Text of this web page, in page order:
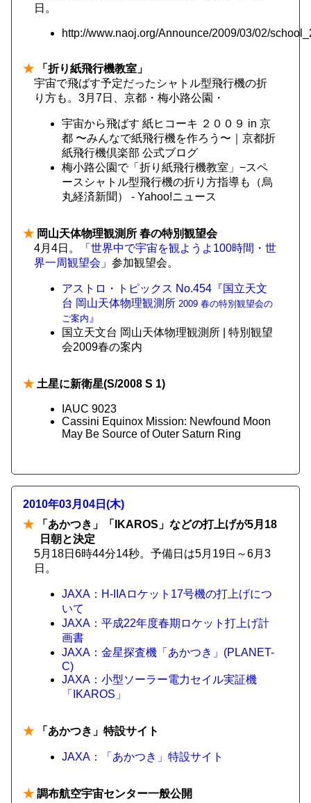
日。
http://www.naoj.org/Announce/2009/03/02/
★ 「折り紙飛行機教室」
宇宙で飛ばす予定だったシャトル型飛行機の折
り方も。3月7日、京都・梅小路公園・
宇宙から飛ばす 紙ヒコーキ ２００９ in 京
都 〜みんなで紙飛行機を作ろう〜｜京都折
紙飛行機倶楽部 公式ブログ
梅小路公園で「折り紙飛行機教室」−スペ
ースシャトル型飛行機の折り方指導も（烏
丸経済新聞） - Yahoo!ニュース
★ 岡山天体物理観測所 春の特別観望会
4月4日。「 世界中で宇宙を観ようよ100時間・世
界一周観望会 」参加観望会。
アストロ・トピックス No.454『国立天文
台 岡山天体物理観測所 2009 春の特別観望会の
ご案内 』
国立天文台 岡山天体物理観測所 | 特別観望
会2009春の案内
★ 土星に新衛星(S/2008 S 1)
IAUC 9023
Cassini Equinox Mission: Newfound Moon
May Be Source of Outer Saturn Ring
2010年03月04日(木)
★ 「あかつき」「IKAROS」などの打上げが5月18
日朝と決定
5月18日6時44分14秒。予備日は5月19日～6月3
日。
JAXA：H-IIAロケット17号機の打上げにつ
いて
JAXA：平成22年度春期ロケット打上げ計
画書
JAXA：金星探査機「あかつき」(PLANET-
C)
JAXA：小型ソーラー電力セイル実証機
「IKAROS」
★ 「あかつき」特設サイト
JAXA：「あかつき」特設サイト
★ 調布航空宇宙センター一般公開